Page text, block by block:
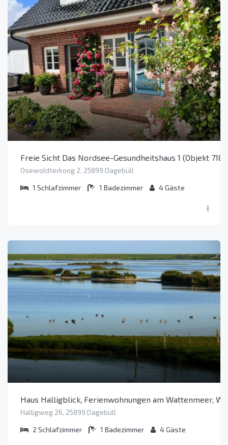
Freie Sicht Das Nordsee-Gesundheitshaus 1 (Objekt
Osewoldterkoog 2, 25899 Dagebüll
1 Schlafzimmer 1 Badezimmer 4Gäste
Haus Halligblick, Ferienwohnungen am Wattenmeer,
Halligweg 26, 25899 Dagebüll
2 Schlafzimmer 1 Badezimmer 4Gäste